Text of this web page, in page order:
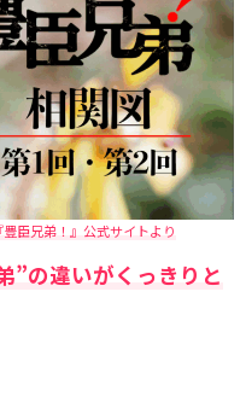
臣兄弟！』公式サイトより
”の違いがくっきりと